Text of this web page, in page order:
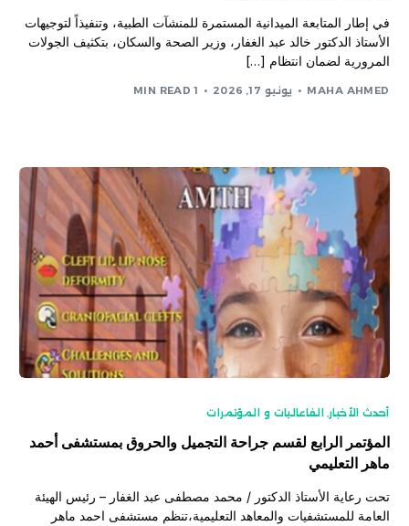
في إطار المتابعة الميدانية المستمرة للمنشآت الطبية، وتنفيذاً لتوجيهات
الأستاذ الدكتور خالد عبد الغفار، وزير الصحة والسكان، بتكثيف الجولات
المرورية لضمان انتظام […]
MAHA AHMED يونيو 17, 2026 1 MIN READ
أحدث الأخبار, الفاعاليات و المؤتمرات
المؤتمر الرابع لقسم جراحة التجميل والحروق بمستشفى أحمد
ماهر التعليمي
تحت رعاية الأستاذ الدكتور / محمد مصطفى عبد الغفار – رئيس الهيئة
العامة للمستشفيات والمعاهد التعليمية،تنظم مستشفى احمد ماهر